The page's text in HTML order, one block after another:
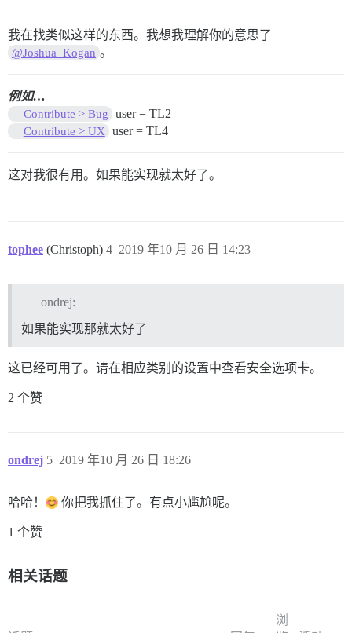
我在找类似这样的东西。我想我理解你的意思了
@Joshua_Kogan 。
例如…
Contribute > Bug user = TL2
Contribute > UX user = TL4
这对我很有用。如果能实现就太好了。
tophee (Christoph) 2019 年10 月 26 日 14:23
4
ondrej:
如果能实现那就太好了
这已经可用了。请在相应类别的设置中查看安全选项卡。
2 个赞
ondrej 2019 年10 月 26 日 18:26
5
哈哈！ 你把我抓住了。有点小尴尬呢。
1 个赞
相关话题
浏